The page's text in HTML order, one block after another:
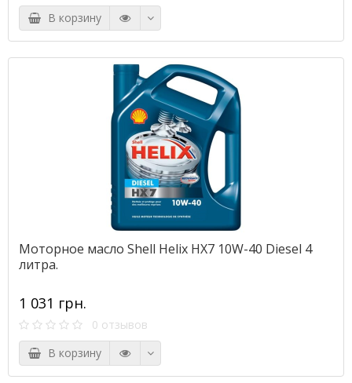
В корзину
Моторное масло Shell Helix HX7 10W-40 Diesel 4
литра.
1 031 грн.
0 отзывов
В корзину